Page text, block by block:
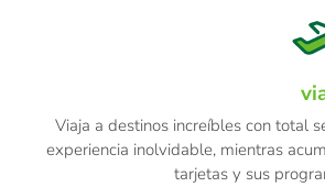
Viaja a destinos increíbles con total
experiencia inolvidable, mientras
tarjetas y sus